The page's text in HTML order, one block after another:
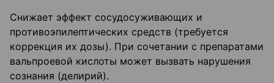
Снижает эффект сосудосуживающих и
противоэпилептических средств (требуется
коррекция их дозы). При сочетании с препаратами
вальпроевой кислоты может вызвать нарушения
сознания (делирий).